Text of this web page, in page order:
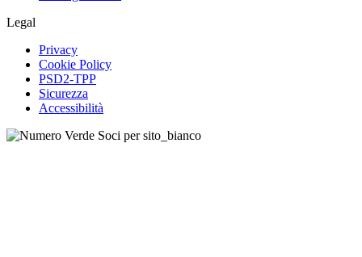
Legal
Privacy
Cookie Policy
PSD2-TPP
Sicurezza
Accessibilità